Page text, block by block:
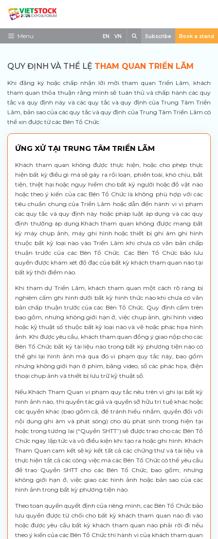
Skip
contentMenu
Về triển lãm
Trưng Bày
Tham Quan
Liên Hệ
EN VN Subscribe Book a stand
QUY ĐỊNH VÀ THỂ LỆ THAM QUAN TRIỂN LÃM
Khi đăng ký hoặc chấp nhận lời mời tham quan Triển Lãm, khách
tham quan thỏa thuận rằng mình sẽ tuân thủ và chấp hành các quy
tắc và quy định này và các quy tắc và quy định của Trung Tâm Triển
Lãm, bản sao của các quy tắc và quy định của Trung Tâm Triển Lãm có
thể xin được từ các Bên Tổ Chức
ỨNG XỬ TẠI TRUNG TÂM TRIỂN LÃM
Khách tham quan không được thực hiện, hoặc cho phép thực
hiện bất kỳ điều gì mà sẽ gây ra rối loạn, phiền toái, khó chịu, bất
tiện, thiệt hại hoặc nguy hiểm cho bất kỳ người hoặc đồ vật nào
hoặc theo ý kiến của các Bên Tổ Chức là không phù hợp với các
tiêu chuẩn chung của Triển Lãm hoặc dẫn đến hành vi vi phạm
các quy tắc và quy định này hoặc pháp luật áp dụng và các quy
định thường áp dụng.Khách tham quan không được mang bất
kỳ máy chụp ảnh, máy ghi hình hoặc thiết bị ghi âm ghi hình
thuộc bất kỳ loại nào vào Triển Lãm khi chưa có văn bản chấp
thuận trước của các Bên Tổ Chức. Các Bên Tổ Chức bảo lưu
quyền được khám xét đồ đạc của bất kỳ khách tham quan nào tại
bất kỳ thời điểm nào.
Khi tham dự Triển Lãm, khách tham quan một cách rõ ràng bị
nghiêm cấm ghi hình dưới bất kỳ hình thức nào khi chưa có văn
bản chấp thuận trước của các Bên Tổ Chức. Quy định cấm trên
bao gồm, nhưng không giới hạn ở, việc chụp ảnh, ghi hình video
hoặc kỹ thuật số thuộc bất kỳ loại nào và vẽ hoặc phác họa hình
ảnh. Khi được yêu cầu, khách tham quan đồng ý giao nộp cho các
Bên Tổ Chức bất kỳ tài liệu nào trong bất kỳ phương tiện nào có
thể ghi lại hình ảnh mà qua đó vi phạm quy tắc này, bao gồm
nhưng không giới hạn ở phim, băng video, sổ các phác họa, điện
thoại chụp ảnh và thiết bị lưu trữ kỹ thuật số.
Nếu Khách Tham Quan vi phạm quy tắc nêu trên vì ghi lại bất kỳ
hình ảnh nào, thì quyền tác giả và quyền sở hữu trí tuệ khác hoặc
các quyền khác (bao gồm cả, để tránh hiểu nhầm, quyền đối với
nội dung ghi âm và phát sóng) cho dù phát sinh trong hiện tại
hoặc trong tương lai (“Quyền SHTT”) sẽ được trao cho các Bên Tổ
Chức ngay lập tức và vô điều kiện khi tạo ra hoặc ghi hình. Khách
Tham Quan cam kết sẽ ký kết tất cả các chứng thư và tài liệu và
thực hiện tất cả các công việc mà các Bên Tổ Chức có thể yêu cầu
để trao Quyền SHTT cho các Bên Tổ Chức, bao gồm, nhưng
không giới hạn ở, việc giao các hình ảnh hoặc bản sao của các
hình ảnh trong bất kỳ phương tiện nào.
Theo toàn quyền quyết định của riêng mình, các Bên Tổ Chức bảo
lưu quyền được từ chối cho bất kỳ khách tham quan nào đi vào
hoặc được yêu cầu bất kỳ khách tham quan nào phải rời đi nếu
theo ý kiến của các Bên Tổ Chức thì hành vi của khách tham quan